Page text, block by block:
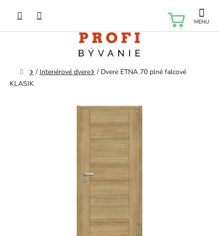
obsah
Domov
/ Interiérové dvere / Dvere ETNA 70 plné falcové
KLASIK